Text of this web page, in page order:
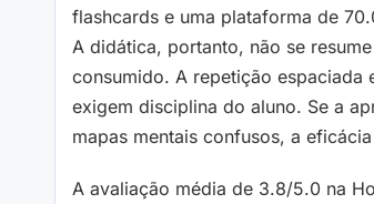
flashcards e uma plataforma de
A didática, portanto, não se
consumido. A repetição espaciada
exigem disciplina do aluno. Se a
mapas mentais confusos, a
A avaliação média de 3.8/5.0 na